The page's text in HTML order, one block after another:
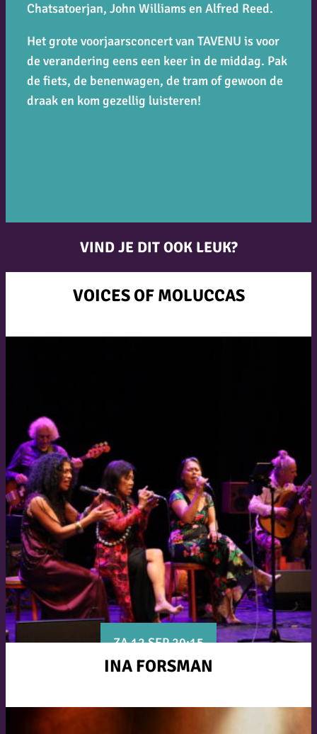
Chatsatoerjan, John Williams en Alfred Reed.
Het grote voorjaarsconcert van TAVENU is voor
de verandering eens een keer in de middag. Pak
de fiets, de benenwagen, de tram of gewoon de
draak en kom gezellig luisteren!
VIND JE DIT OOK LEUK?
VOICES OF MOLUCCAS
ZA 12 SEP 20:15
INA FORSMAN